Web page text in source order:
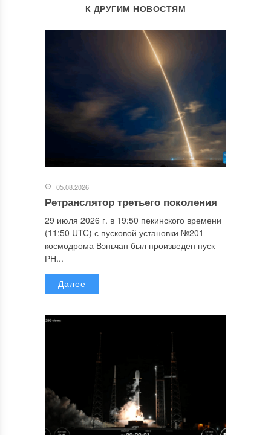
К ДРУГИМ НОВОСТЯМ
05.08.2026
Ретранслятор третьего поколения
29 июля 2026 г. в 19:50 пекинского времени
(11:50 UTC) с пусковой установки №201
космодрома Вэньчан был произведен пуск
РН...
Далее